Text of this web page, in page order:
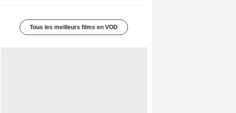
Tous les meilleurs films en VOD